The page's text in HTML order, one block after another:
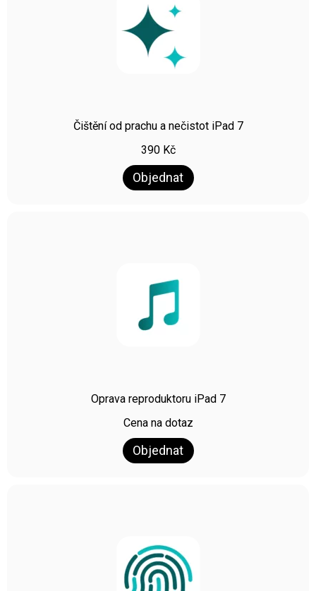
Čištění od prachu a nečistot iPad 7
390 Kč
Objednat
Oprava reproduktoru iPad 7
Cena na dotaz
Objednat